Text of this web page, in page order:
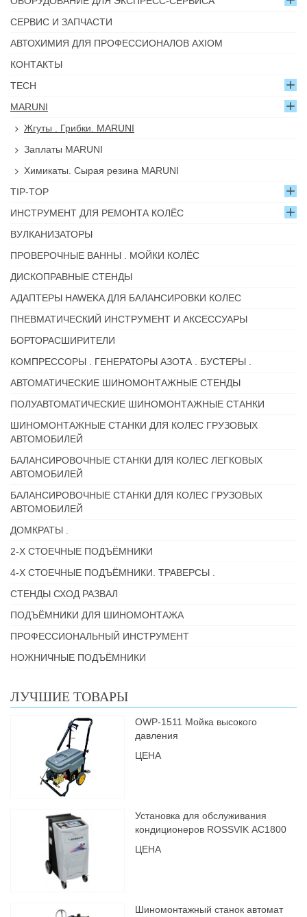
СЕРВИС И ЗАПЧАСТИ
АВТОХИМИЯ ДЛЯ ПРОФЕССИОНАЛОВ AXIOM
КОНТАКТЫ
TECH
MARUNI
Жгуты . Грибки. MARUNI
Заплаты MARUNI
Химикаты. Сырая резина MARUNI
TIP-TOP
ИНСТРУМЕНТ ДЛЯ РЕМОНТА КОЛЁС
ВУЛКАНИЗАТОРЫ
ПРОВЕРОЧНЫЕ ВАННЫ . МОЙКИ КОЛЁС
ДИСКОПРАВНЫЕ СТЕНДЫ
АДАПТЕРЫ HAWEKA ДЛЯ БАЛАНСИРОВКИ КОЛЕС
ПНЕВМАТИЧЕСКИЙ ИНСТРУМЕНТ И АКСЕССУАРЫ
БОРТОРАСШИРИТЕЛИ
КОМПРЕССОРЫ . ГЕНЕРАТОРЫ АЗОТА . БУСТЕРЫ .
АВТОМАТИЧЕСКИЕ ШИНОМОНТАЖНЫЕ СТЕНДЫ
ПОЛУАВТОМАТИЧЕСКИЕ ШИНОМОНТАЖНЫЕ СТАНКИ
ШИНОМОНТАЖНЫЕ СТАНКИ ДЛЯ КОЛЕС ГРУЗОВЫХ
АВТОМОБИЛЕЙ
БАЛАНСИРОВОЧНЫЕ СТАНКИ ДЛЯ КОЛЕС ЛЕГКОВЫХ
АВТОМОБИЛЕЙ
БАЛАНСИРОВОЧНЫЕ СТАНКИ ДЛЯ КОЛЕС ГРУЗОВЫХ
АВТОМОБИЛЕЙ
ДОМКРАТЫ .
2-Х СТОЕЧНЫЕ ПОДЪЁМНИКИ
4-Х СТОЕЧНЫЕ ПОДЪЁМНИКИ. ТРАВЕРСЫ .
СТЕНДЫ СХОД РАЗВАЛ
ПОДЪЁМНИКИ ДЛЯ ШИНОМОНТАЖА
ПРОФЕССИОНАЛЬНЫЙ ИНСТРУМЕНТ
НОЖНИЧНЫЕ ПОДЪЁМНИКИ
ЛУЧШИЕ ТОВАРЫ
OWP-1511 Мойка высокого
давления
ЦЕНА
Установка для обслуживания
кондиционеров ROSSVIK АС1800
ЦЕНА
Шиномонтажный станок автомат